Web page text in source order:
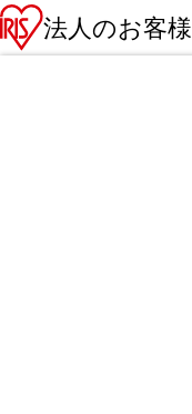
法人のお客様